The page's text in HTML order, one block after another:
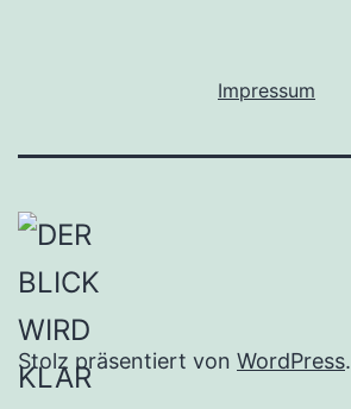
Impressum
Stolz präsentiert von WordPress.